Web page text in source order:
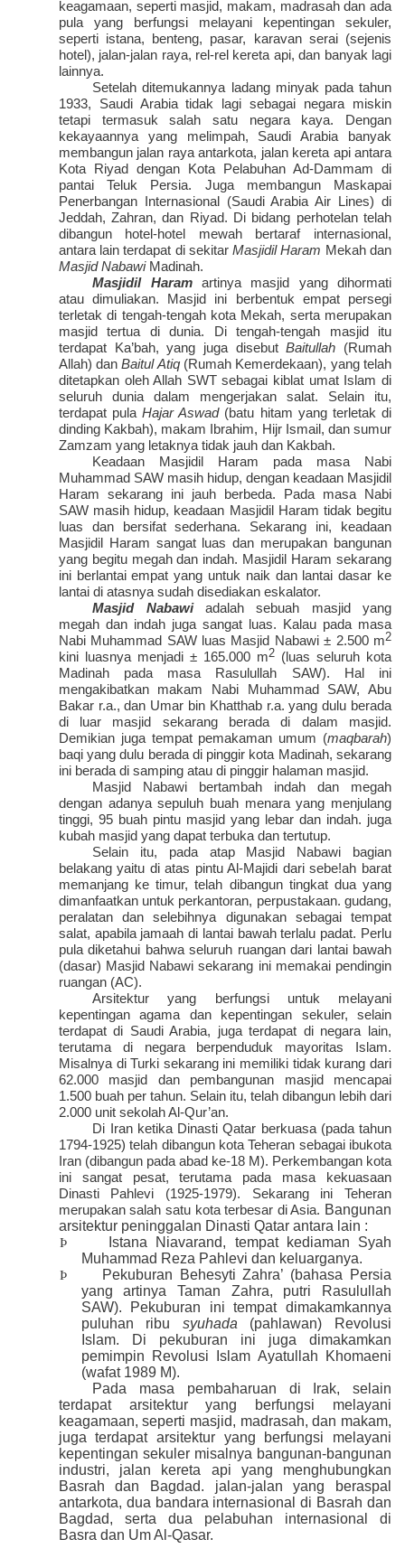
keagamaan, seperti masjid, makam, madrasah dan ada
pula yang berfungsi melayani kepentingan sekuler,
seperti istana, benteng, pasar, karavan serai (sejenis
hotel), jalan-jalan raya, rel-rel kereta api, dan banyak lagi
lainnya.
Setelah ditemukannya ladang minyak pada tahun
1933, Saudi Arabia tidak lagi sebagai negara miskin
tetapi termasuk salah satu negara kaya. Dengan
kekayaannya yang melimpah, Saudi Arabia banyak
membangun jalan raya antarkota, jalan kereta api antara
Kota Riyad dengan Kota Pelabuhan Ad-Dammam di
pantai Teluk Persia. Juga membangun Maskapai
Penerbangan Internasional (Saudi Arabia Air Lines) di
Jeddah, Zahran, dan Riyad. Di bidang perhotelan telah
dibangun hotel-hotel mewah bertaraf internasional,
antara lain terdapat di sekitarMasjidil Haram Mekah dan
Masjid NabawiMadinah.
Masjidil Haramartinya masjid yang dihormati
atau dimuliakan. Masjid ini berbentuk empat persegi
terletak di tengah-tengah kota Mekah, serta merupakan
masjid tertua di dunia. Di tengah-tengah masjid itu
terdapat Ka’bah, yang juga disebutBaitullah (Rumah
Allah) danBaitul Atiq(Rumah Kemerdekaan), yang telah
ditetapkan oleh Allah SWT sebagai kiblat umat Islam di
seluruh dunia dalam mengerjakan salat. Selain itu,
terdapat pulaHajar Aswad(batu hitam yang terletak di
dinding Kakbah), makam Ibrahim, Hijr Ismail, dan sumur
Zamzam yang letaknya tidak jauh dan Kakbah.
Keadaan Masjidil Haram pada masa Nabi
Muhammad SAW masih hidup, dengan keadaan Masjidil
Haram sekarang ini jauh berbeda. Pada masa Nabi
SAW masih hidup, keadaan Masjidil Haram tidak begitu
luas dan bersifat sederhana. Sekarang ini, keadaan
Masjidil Haram sangat luas dan merupakan bangunan
yang begitu megah dan indah. Masjidil Haram sekarang
ini berlantai empat yang untuk naik dan lantai dasar ke
lantai di atasnya sudah disediakan eskalator.
Masjid Nabawi adalah sebuah masjid yang
megah dan indah juga sangat luas. Kalau pada masa
Nabi Muhammad SAW luas Masjid Nabawi ± 2.500 m2
kini luasnya menjadi ± 165.000 m2(luas seluruh kota
Madinah pada masa Rasulullah SAW). Hal ini
mengakibatkan makam Nabi Muhammad SAW, Abu
Bakar r.a., dan Umar bin Khatthab r.a. yang dulu berada
di luar masjid sekarang berada di dalam masjid.
Demikian juga tempat pemakaman umum (maqbarah)
baqi yang dulu berada di pinggir kota Madinah, sekarang
ini berada di samping atau di pinggir halaman masjid.
Masjid Nabawi bertambah indah dan megah
dengan adanya sepuluh buah menara yang menjulang
tinggi, 95 buah pintu masjid yang lebar dan indah. juga
kubah masjid yang dapat terbuka dan tertutup.
Selain itu, pada atap Masjid Nabawi bagian
belakang yaitu di atas pintu Al-Majidi dari sebe!ah barat
memanjang ke timur, telah dibangun tingkat dua yang
dimanfaatkan untuk perkantoran, perpustakaan. gudang,
peralatan dan selebihnya digunakan sebagai tempat
salat, apabila jamaah di lantai bawah terlalu padat. Perlu
pula diketahui bahwa seluruh ruangan dari lantai bawah
(dasar) Masjid Nabawi sekarang ini memakai pendingin
ruangan (AC).
Arsitektur yang berfungsi untuk melayani
kepentingan agama dan kepentingan sekuler, selain
terdapat di Saudi Arabia, juga terdapat di negara lain,
terutama di negara berpenduduk mayoritas Islam.
Misalnya di Turki sekarang ini memiliki tidak kurang dari
62.000 masjid dan pembangunan masjid mencapai
1.500 buah per tahun. Selain itu, telah dibangun lebih dari
2.000 unit sekolah Al-Qur’an.
Di Iran ketika Dinasti Qatar berkuasa (pada tahun
1794-1925) telah dibangun kota Teheran sebagai ibukota
Iran (dibangun pada abad ke-18 M). Perkembangan kota
ini sangat pesat, terutama pada masa kekuasaan
Dinasti Pahlevi (1925-1979). Sekarang ini Teheran
merupakan salah satu kota terbesar di Asia. Bangunan
arsitektur peninggalan Dinasti Qatar antara lain :
Þ
Istana Niavarand, tempat kediaman Syah
Muhammad Reza Pahlevi dan keluarganya.
Þ
Pekuburan Behesyti Zahra’ (bahasa Persia
yang artinya Taman Zahra, putri Rasulullah
SAW). Pekuburan ini tempat dimakamkannya
puluhan ribu syuhada (pahlawan) Revolusi
Islam. Di pekuburan ini juga dimakamkan
pemimpin Revolusi Islam Ayatullah Khomaeni
(wafat 1989 M).
Pada masa pembaharuan di Irak, selain
terdapat arsitektur yang berfungsi melayani
keagamaan, seperti masjid, madrasah, dan makam,
juga terdapat arsitektur yang berfungsi melayani
kepentingan sekuler misalnya bangunan-bangunan
industri, jalan kereta api yang menghubungkan
Basrah dan Bagdad. jalan-jalan yang beraspal
antarkota, dua bandara internasional di Basrah dan
Bagdad, serta dua pelabuhan internasional di
Basra dan Um Al-Qasar.